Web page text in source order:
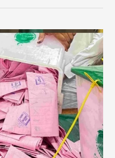
الیکشن
کا
دوسرا
مرحلہ:ایل
اے
27اور28،نورین